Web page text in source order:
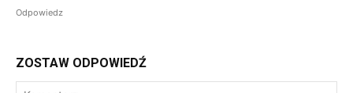
Odpowiedz
ZOSTAW ODPOWIEDŹ